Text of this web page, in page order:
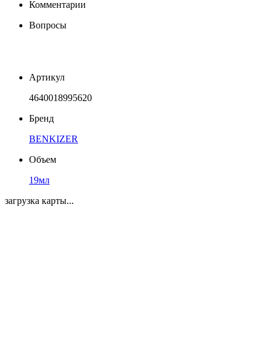
Комментарии
Вопросы
Артикул
4640018995620
Бренд
BENKIZER
Объем
19мл
загрузка карты...